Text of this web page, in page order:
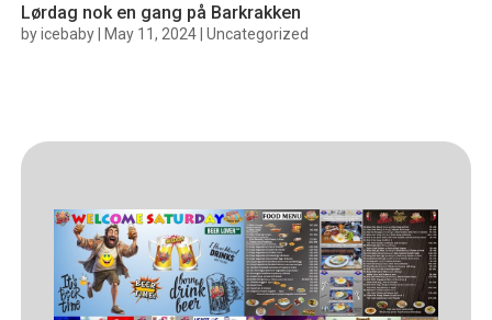
Lørdag nok en gang på Barkrakken
byicebaby May 11, 2024 Uncategorized